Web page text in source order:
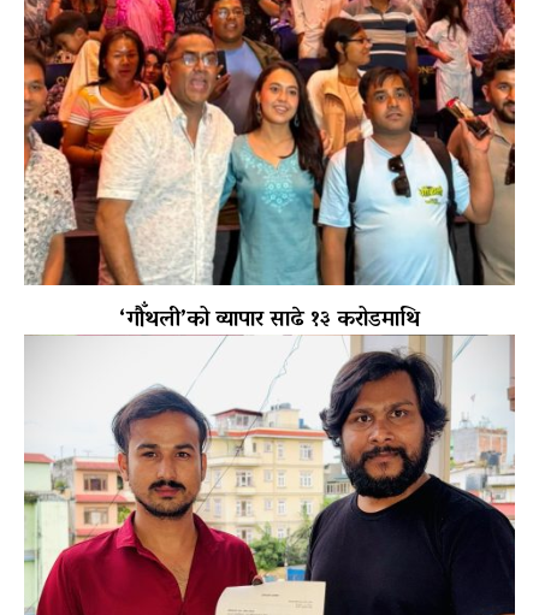
‘गौँथली’को व्यापार साढे १३ करोडमाथि